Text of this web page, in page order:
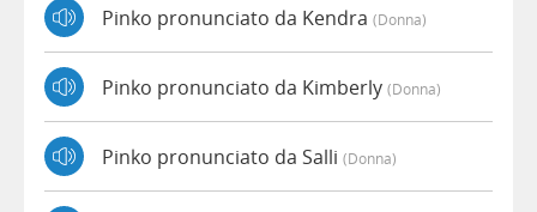
Pinko pronunciato da Kendra (donna)
Pinko pronunciato da Kimberly (donna)
Pinko pronunciato da Salli (donna)